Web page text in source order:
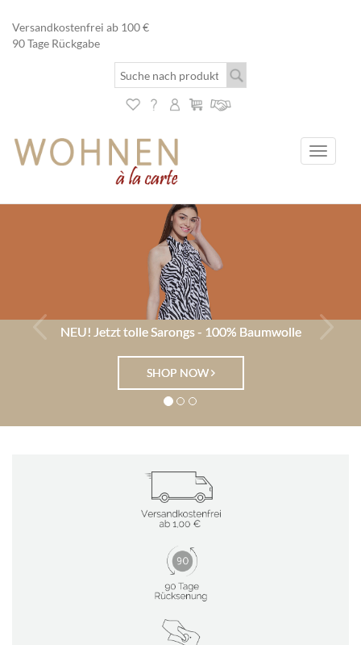
Versandkostenfrei ab 100 €
90 Tage Rückgabe
Toggle
NEU! Jetzt tolle Sarongs - 100% Baumwolle
SHOP NOW